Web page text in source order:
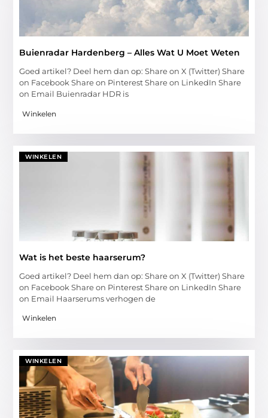
Buienradar Hardenberg – Alles Wat U Moet Weten
Goed artikel? Deel hem dan op: Share on X (Twitter) Share
on Facebook Share on Pinterest Share on LinkedIn Share
on Email Buienradar HDR is
Winkelen
WINKELEN
Wat is het beste haarserum?
Goed artikel? Deel hem dan op: Share on X (Twitter) Share
on Facebook Share on Pinterest Share on LinkedIn Share
on Email Haarserums verhogen de
Winkelen
WINKELEN